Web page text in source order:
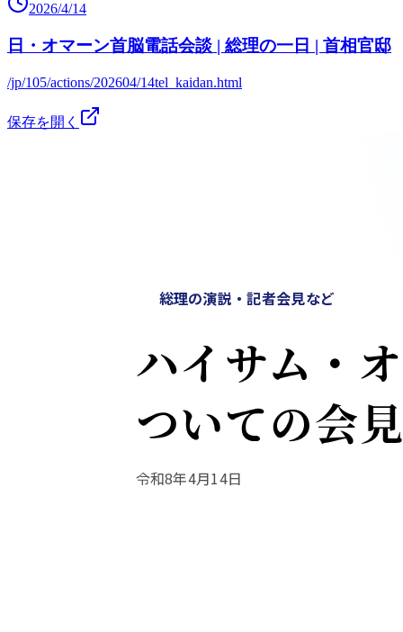
2026/4/14
日・オマーン首脳電話会談 | 総理の一日 | 首相官邸
/jp/105/actions/202604/14tel_kaidan.html
保存を開く